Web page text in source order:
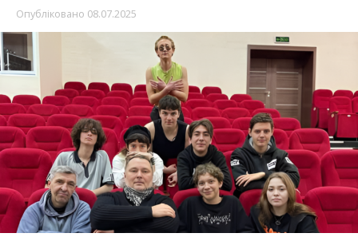
Опубліковано 08.07.2025